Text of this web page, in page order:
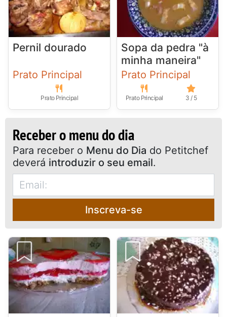
Pernil dourado
Prato Principal
Prato Principal
Sopa da pedra "à
minha maneira"
Prato Principal
Prato Principal 3 / 5
Receber o menu do dia
Para receber o Menu do Dia do Petitchef
deverá introduzir o seu email.
Inscreva-se